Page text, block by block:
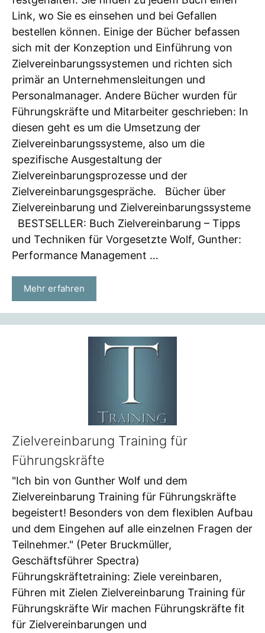
Link, wo Sie es einsehen und bei Gefallen
bestellen können. Einige der Bücher befassen
sich mit der Konzeption und Einführung von
Zielvereinbarungssystemen und richten sich
primär an Unternehmensleitungen und
Personalmanager. Andere Bücher wurden für
Führungskräfte und Mitarbeiter geschrieben: In
diesen geht es um die Umsetzung der
Zielvereinbarungssysteme, also um die
spezifische Ausgestaltung der
Zielvereinbarungsprozesse und der
Zielvereinbarungsgespräche. Bücher über
Zielvereinbarung und Zielvereinbarungssysteme
BESTSELLER: Buch Zielvereinbarung – Tipps
und Techniken für Vorgesetzte Wolf, Gunther:
Performance Management …
Mehr erfahren
Zielvereinbarung Training für
Führungskräfte
"Ich bin von Gunther Wolf und dem
Zielvereinbarung Training für Führungskräfte
begeistert! Besonders von dem flexiblen Aufbau
und dem Eingehen auf alle einzelnen Fragen der
Teilnehmer." (Peter Bruckmüller,
Geschäftsführer Spectra)
Führungskräftetraining: Ziele vereinbaren,
Führen mit Zielen Zielvereinbarung Training für
Führungskräfte Wir machen Führungskräfte fit
für Zielvereinbarungen und